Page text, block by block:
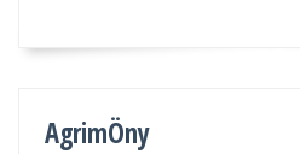
AgrimÖny